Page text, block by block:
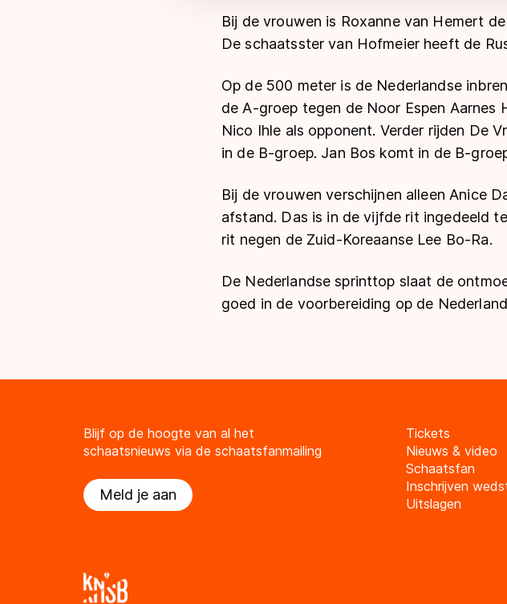
Bij de vrouwen is Roxanne van Hemert
De schaatsster van Hofmeier heeft de
Op de 500 meter is de Nederlandse
de A-groep tegen de Noor Espen
Nico Ihle als opponent. Verder rijden De
in de B-groep. Jan Bos komt in de B-
Bij de vrouwen verschijnen alleen Anice
afstand. Das is in de vijfde rit ingedeeld
rit negen de Zuid-Koreaanse Lee Bo-Ra.
De Nederlandse sprinttop slaat de
goed in de voorbereiding op de
Blijf op de hoogte van al het
schaatsnieuws via de schaatsfanmailing
Meld je aan
Tickets
Nieuws & video
Schaatsfan
Inschrijven
Uitslagen